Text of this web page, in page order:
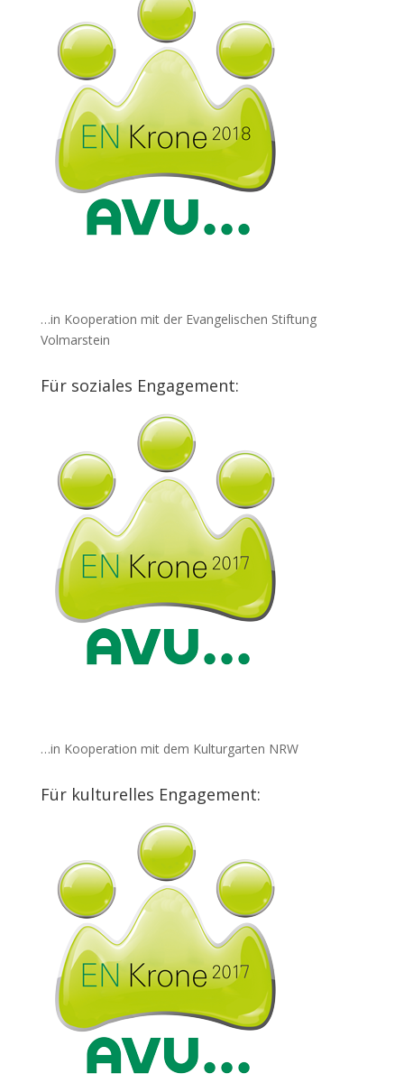
…in Kooperation mit der Evangelischen Stiftung
Volmarstein
Für soziales Engagement:
…in Kooperation mit dem Kulturgarten NRW
Für kulturelles Engagement: